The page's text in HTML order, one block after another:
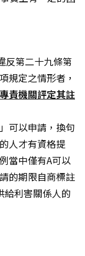
反第二十九條第
規定之情形者，
責機關評定其註
可以申請，換句
人才有資格提
當中僅有A可以
的期限自商標註
給利害關係人的